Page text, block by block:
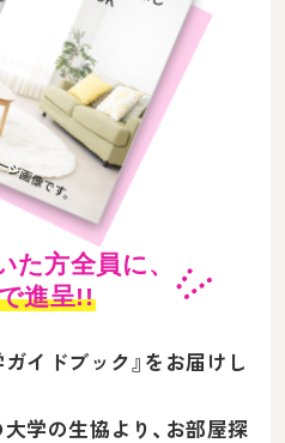
た方全員に、
進呈!!
イドブック』をお届けし
学の生協より、お部屋探